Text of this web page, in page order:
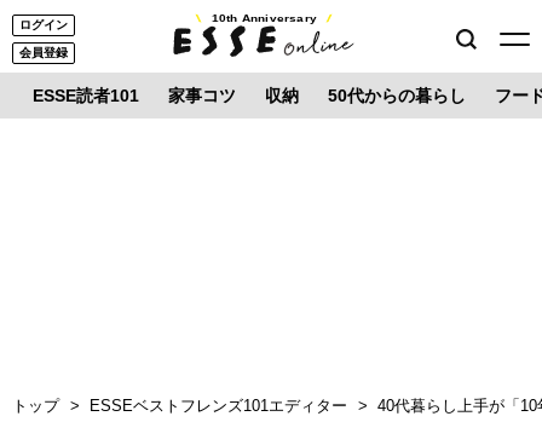
ログイン
会員登録
10th Anniversary
ESSE読者101 家事コツ 収納 50代からの暮らし フー
トップ ESSEベストフレンズ101エディター 40代暮らし上手が「